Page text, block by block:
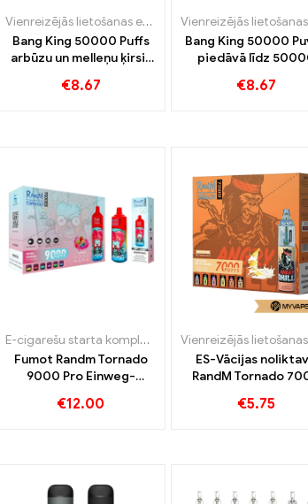
,Vienreizējās lietošanas e-cigaretes,
Vienreizējās lietošanas e-cigarete ar nikotīnu ,
Bang King 50000 Puffs
arbūzu un melleņu ķirsis
kalpošanas laiku
€8.67
Bang King 50000
piedāvā līdz
un melleņu
€8.67
Vienreizējās lietošanas e-cigarete ar nikotīnu,
E-cigarešu starta komplekts Vienreizējās
Fumot Randm Tornado
9000 Pro Einweg-
€12.00
ES-Vācijas
RandM Tornado
vape 7000 Puffs
€5.75